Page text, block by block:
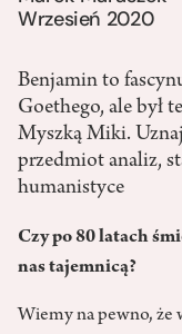
Wrzesień 2020
Benjamin to
Goethego, ale był
Myszką Miki.
przedmiot analiz,
humanistyce
Czy po 80 latach
nas tajemnicą?
Wiemy na pewno, że